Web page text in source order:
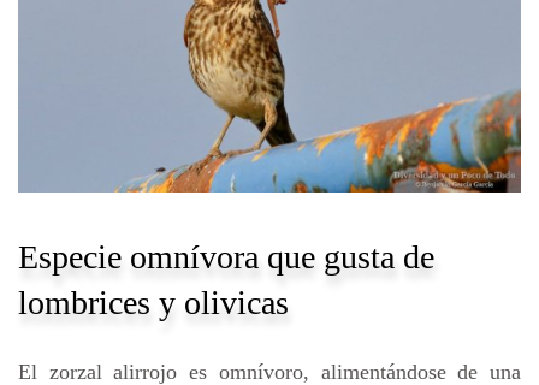
Especie omnívora que gusta de
lombrices y olivicas
El zorzal alirrojo es omnívoro, alimentándose de una